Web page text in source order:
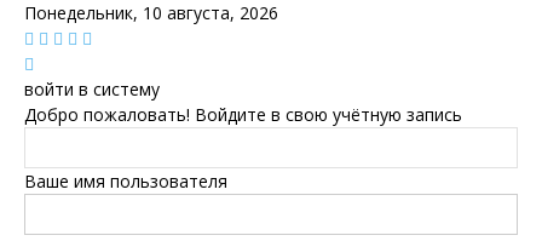
Понедельник, 10 августа, 2026
войти в систему
Добро пожаловать! Войдите в свою учётную запись
Ваше имя пользователя